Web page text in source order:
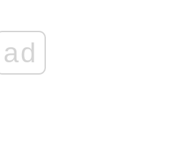
ad